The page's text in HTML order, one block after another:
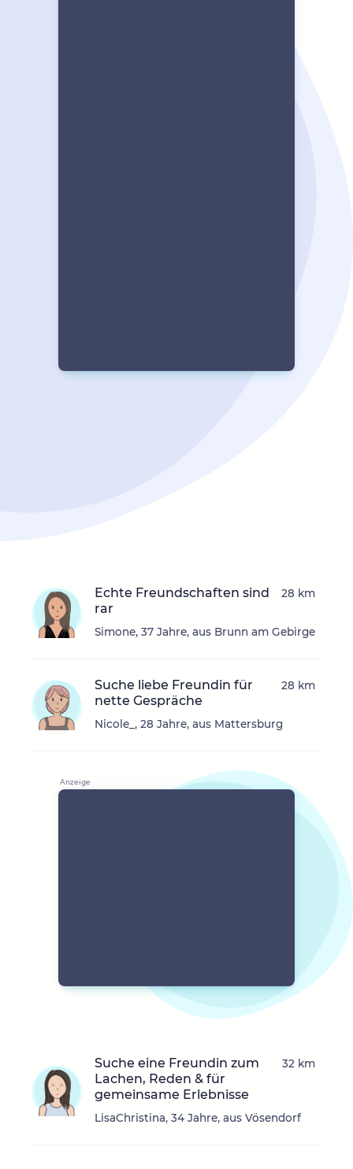
Echte Freundschaften sind
rar
Simone, 37 Jahre, aus Brunn am Gebirge
28 km
Suche liebe Freundin für
nette Gespräche
Nicole_, 28 Jahre, aus Mattersburg
28 km
Suche eine Freundin zum
Lachen, Reden & für
gemeinsame Erlebnisse
LisaChristina, 34 Jahre, aus Vösendorf
32 km